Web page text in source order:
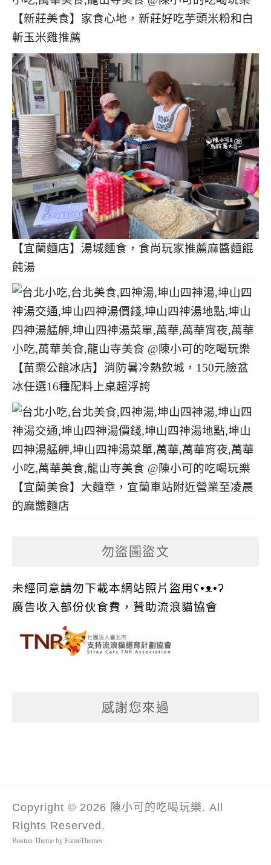
【新莊美食】家食心地，新莊好吃芋頭米粉和白
斬玉米雞推薦
【宜蘭麵店】湯城麵食，食尚玩家推薦麻醬麵餛
飩湯
【苗栗公館冰店】消防暑冷熱飲城，150元臉盆
冰任選16種配料上桌超浮誇
【宜蘭美食】大麵章，宜蘭車站附近營業至凌晨
的麻醬麵店
勿盜圖盜文
未經同意請勿下載本網站照片盜用ʕ•ᴥ•ʔ
廣告收入部份伙食費，贊助流浪貓協會
感謝您來過
Copyright © 2026 陳小可的吃喝玩樂. All
Rights Reserved.
Boston Theme by FameThemes